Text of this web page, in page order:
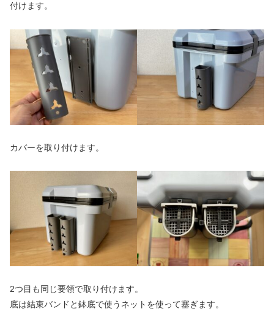
付けます。
カバーを取り付けます。
2つ目も同じ要領で取り付けます。
底は結束バンドと鉢底で使うネットを使って塞ぎます。